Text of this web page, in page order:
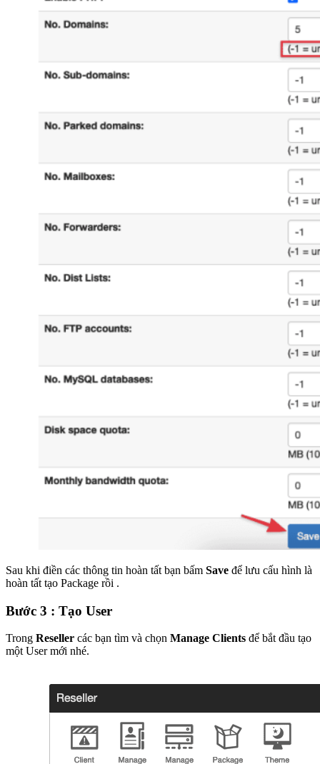
Sau khi điền các thông tin hoàn tất bạn bấm Save để lưu cấu hình là
hoàn tất tạo Package rồi .
Bước 3 : Tạo User
Trong Reseller các bạn tìm và chọn Manage Clients để bắt đầu tạo
một User mới nhé.